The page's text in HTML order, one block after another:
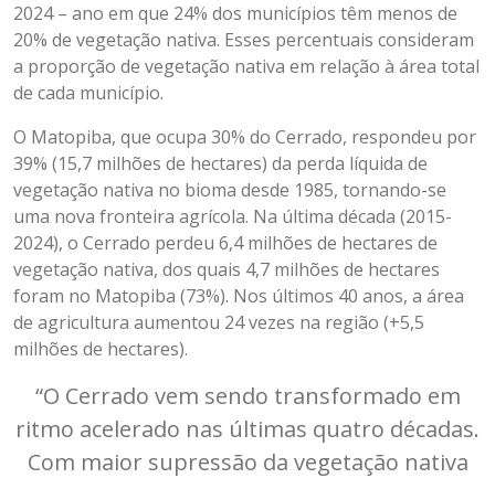
2024 – ano em que 24% dos municípios têm menos de
20% de vegetação nativa. Esses percentuais consideram
a proporção de vegetação nativa em relação à área total
de cada município.
O Matopiba, que ocupa 30% do Cerrado, respondeu por
39% (15,7 milhões de hectares) da perda líquida de
vegetação nativa no bioma desde 1985, tornando-se
uma nova fronteira agrícola. Na última década (2015-
2024), o Cerrado perdeu 6,4 milhões de hectares de
vegetação nativa, dos quais 4,7 milhões de hectares
foram no Matopiba (73%). Nos últimos 40 anos, a área
de agricultura aumentou 24 vezes na região (+5,5
milhões de hectares).
“O Cerrado vem sendo transformado em
ritmo acelerado nas últimas quatro décadas.
Com maior supressão da vegetação nativa